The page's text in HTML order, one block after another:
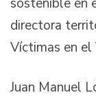
directora
Víctimas en el
Juan Manuel